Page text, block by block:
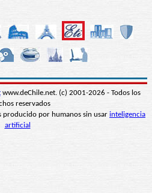
www.deChile.net. (c) 2001-2026 - Todos los
reservados
producido por humanos sin usar inteligencia
artificial